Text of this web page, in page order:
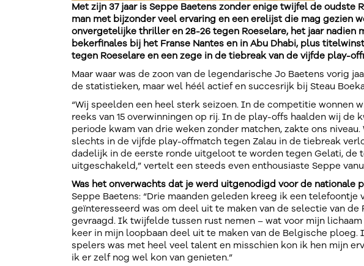
Met zijn 37 jaar is Seppe Baetens zonder enige twijfel de oudste
man met bijzonder veel ervaring en een erelijst die mag gezien
onvergetelijke thriller en 28-26 tegen Roeselare, het jaar nadien
bekerfinales bij het Franse Nantes en in Abu Dhabi, plus
tegen Roeselare en een zege in de tiebreak van de vijfde play-
Maar waar was de zoon van de legendarische Jo Baetens vorig
de statistieken, maar wel héél actief en succesrijk bij Steau
“Wij speelden een heel sterk seizoen. In de competitie wonnen
reeks van 15 overwinningen op rij. In de play-offs haalden wij de
periode kwam van drie weken zonder matchen, zakte ons
slechts in de vijfde play-offmatch tegen Zalau in de tiebreak
dadelijk in de eerste ronde uitgeloot te worden tegen Gelati, de
uitgeschakeld,” vertelt een steeds even enthousiaste Seppe
Was het onverwachts dat je werd uitgenodigd voor de nationale
Seppe Baetens: “Drie maanden geleden kreeg ik een telefoontje
geïnteresseerd was om deel uit te maken van de selectie van
gevraagd. Ik twijfelde tussen rust nemen – wat voor mijn
keer in mijn loopbaan deel uit te maken van de Belgische
spelers was met heel veel talent en misschien kon ik hen mijn
ik er zelf nog wel kon van genieten.”